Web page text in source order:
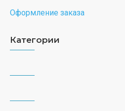
Оформление заказа
Категории